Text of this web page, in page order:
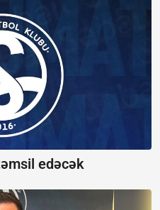
edəcək